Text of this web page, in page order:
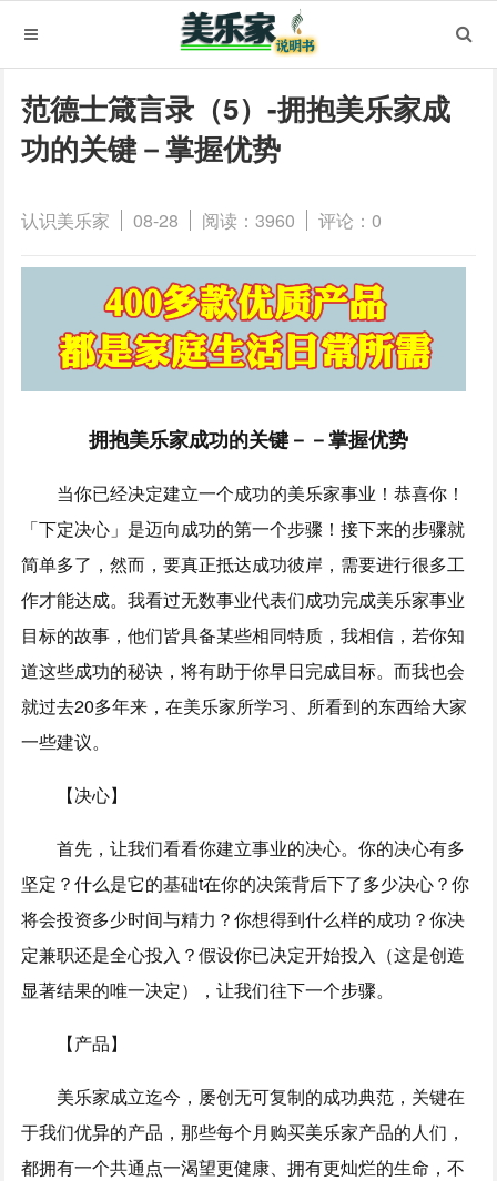
范德士箴言录（5）-拥抱美乐家成
功的关键－掌握优势
认识美乐家 08-28 阅读：3960 评论：0
拥抱美乐家成功的关键－－掌握优势
当你已经决定建立一个成功的美乐家事业！恭喜你！
「下定决心」是迈向成功的第一个步骤！接下来的步骤就
简单多了，然而，要真正抵达成功彼岸，需要进行很多工
作才能达成。我看过无数事业代表们成功完成美乐家事业
目标的故事，他们皆具备某些相同特质，我相信，若你知
道这些成功的秘诀，将有助于你早日完成目标。而我也会
就过去20多年来，在美乐家所学习、所看到的东西给大家
一些建议。
【决心】
首先，让我们看看你建立事业的决心。你的决心有多
坚定？什么是它的基础t在你的决策背后下了多少决心？你
将会投资多少时间与精力？你想得到什么样的成功？你决
定兼职还是全心投入？假设你已决定开始投入（这是创造
显著结果的唯一决定），让我们往下一个步骤。
【产品】
美乐家成立迄今，屡创无可复制的成功典范，关键在
于我们优异的产品，那些每个月购买美乐家产品的人们，
都拥有一个共通点一渴望更健康、拥有更灿烂的生命，不